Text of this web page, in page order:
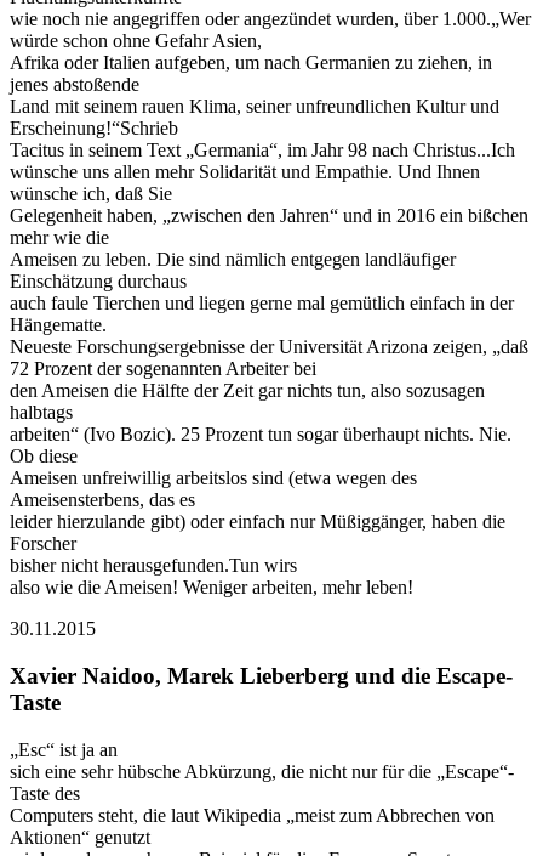
wie noch nie angegriffen oder angezündet wurden, über 1.000.„Wer
würde schon ohne Gefahr Asien,
Afrika oder Italien aufgeben, um nach Germanien zu ziehen, in
jenes abstoßende
Land mit seinem rauen Klima, seiner unfreundlichen Kultur und
Erscheinung!“Schrieb
Tacitus in seinem Text „Germania“, im Jahr 98 nach Christus...Ich
wünsche uns allen mehr Solidarität und Empathie. Und Ihnen
wünsche ich, daß Sie
Gelegenheit haben, „zwischen den Jahren“ und in 2016 ein bißchen
mehr wie die
Ameisen zu leben. Die sind nämlich entgegen landläufiger
Einschätzung durchaus
auch faule Tierchen und liegen gerne mal gemütlich einfach in der
Hängematte.
Neueste Forschungsergebnisse der Universität Arizona zeigen, „daß
72 Prozent der sogenannten Arbeiter bei
den Ameisen die Hälfte der Zeit gar nichts tun, also sozusagen
halbtags
arbeiten“ (Ivo Bozic). 25 Prozent tun sogar überhaupt nichts. Nie.
Ob diese
Ameisen unfreiwillig arbeitslos sind (etwa wegen des
Ameisensterbens, das es
leider hierzulande gibt) oder einfach nur Müßiggänger, haben die
Forscher
bisher nicht herausgefunden.Tun wirs
also wie die Ameisen! Weniger arbeiten, mehr leben!
30.11.2015
Xavier Naidoo, Marek Lieberberg und die Escape-
Taste
„Esc“ ist ja an
sich eine sehr hübsche Abkürzung, die nicht nur für die „Escape“-
Taste des
Computers steht, die laut Wikipedia „meist zum Abbrechen von
Aktionen“ genutzt